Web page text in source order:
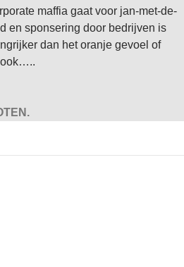
maffia gaat voor jan-met-de-
en sponsering door bedrijven is
dan het oranje gevoel of
ook…..